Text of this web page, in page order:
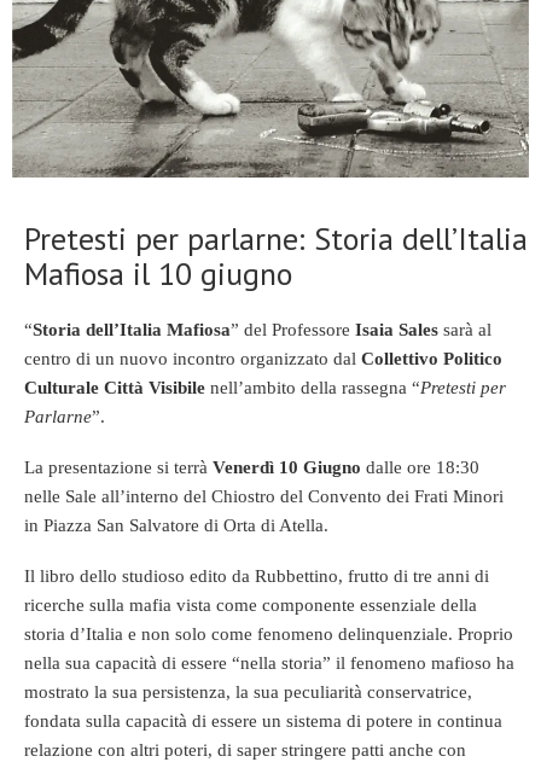
Pretesti per parlarne: Storia dell’Italia
Mafiosa il 10 giugno
“Storia dell’Italia Mafiosa” del Professore Isaia Sales sarà al
centro di un nuovo incontro organizzato dal Collettivo Politico
Culturale Città Visibile nell’ambito della rassegna “Pretesti per
Parlarne”.
La presentazione si terrà Venerdì 10 Giugno dalle ore 18:30
nelle Sale all’interno del Chiostro del Convento dei Frati Minori
in Piazza San Salvatore di Orta di Atella.
Il libro dello studioso edito da Rubbettino, frutto di tre anni di
ricerche sulla mafia vista come componente essenziale della
storia d’Italia e non solo come fenomeno delinquenziale. Proprio
nella sua capacità di essere “nella storia” il fenomeno mafioso ha
mostrato la sua persistenza, la sua peculiarità conservatrice,
fondata sulla capacità di essere un sistema di potere in continua
relazione con altri poteri, di saper stringere patti anche con